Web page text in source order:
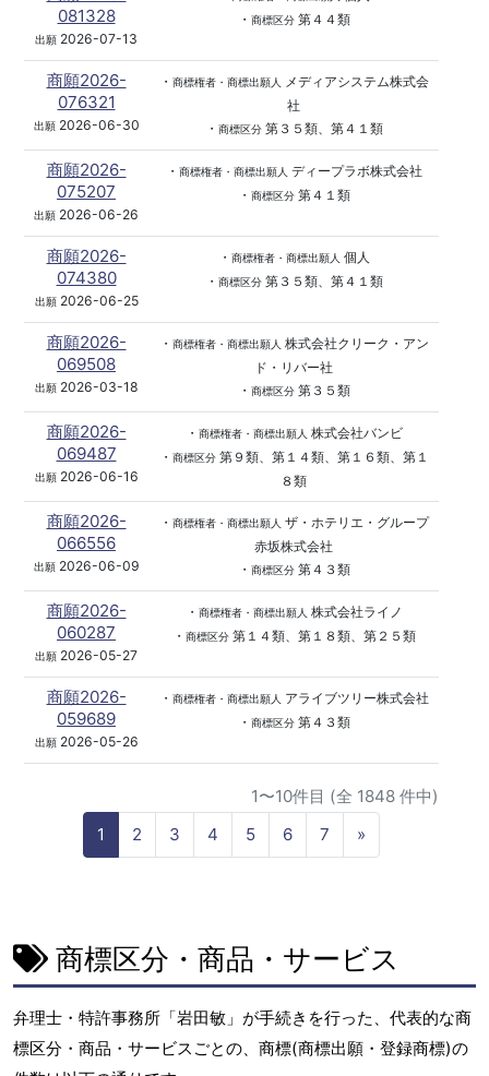
081328
出願 2026-07-13
・ 商標区分第４４類
商願2026-
076321
出願2026-06-30
・ 商標権者・商標出願人
メディアシステム株式会
社
・ 商標区分第３５類、第４１類
商願2026-
075207
出願 2026-06-26
・ 商標権者・商標出願人 ディープラボ株式会社
・ 商標区分第４１類
商願2026-
074380
出願2026-06-25
・ 商標権者・商標出願人 個人
・ 商標区分第３５類、第４１類
商願2026-
069508
出願2026-03-18
・ 商標権者・商標出願人 株式会社クリーク・アン
ド・リバー社
・ 商標区分第３５類
商願2026-
069487
出願2026-06-16
・ 商標権者・商標出願人 株式会社バンビ
・ 商標区分第９類、第１４類、第１６類、第１
８類
商願2026-
066556
出願2026-06-09
・ 商標権者・商標出願人 ザ・ホテリエ・グループ
赤坂株式会社
・ 商標区分第４３類
商願2026-
060287
出願 2026-05-27
・ 商標権者・商標出願人 株式会社ライノ
・ 商標区分第１４類、第１８類、第２５類
商願2026-
059689
出願2026-05-26
・ 商標権者・商標出願人
アライブツリー株式会社
・ 商標区分第４３類
1〜10件目 (全 1848 件中)
1
2 3 4 5 6 7 »
e
商標区分・商品・サービス
弁理士・特許事務所「岩田敏」が手続きを行った、代表的な商
標区分・商品・サービスごとの、商標(商標出願・登録商標)の